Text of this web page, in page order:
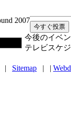
2007
今後のイベ
テレビスケ
| Sitemap | |